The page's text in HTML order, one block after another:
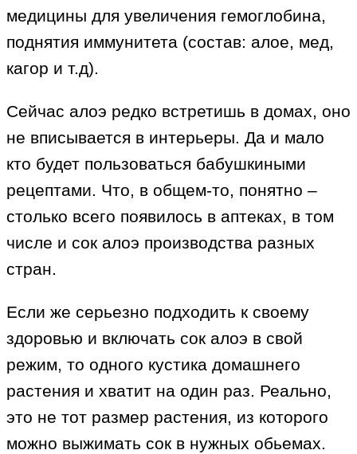
медицины для увеличения гемоглобина,
поднятия иммунитета (состав: алое, мед,
кагор и т.д).
Сейчас алоэ редко встретишь в домах, оно
не вписывается в интерьеры. Да и мало
кто будет пользоваться бабушкиными
рецептами. Что, в общем-то, понятно –
столько всего появилось в аптеках, в том
числе и сок алоэ производства разных
стран.
Если же серьезно подходить к своему
здоровью и включать сок алоэ в свой
режим, то одного кустика домашнего
растения и хватит на один раз. Реально,
это не тот размер растения, из которого
можно выжимать сок в нужных обьемах.